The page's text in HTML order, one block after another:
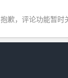
抱歉，评论功能暂时